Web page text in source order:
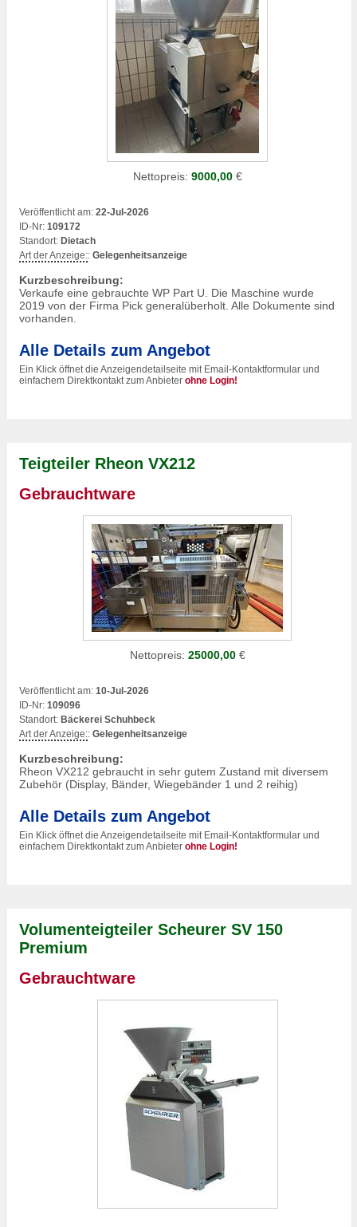
Nettopreis: 9000,00€
Veröffentlicht am: 22-Jul-2026
ID-Nr: 109172
Standort: Dietach
Art der Anzeige:: Gelegenheitsanzeige
Kurzbeschreibung:
Verkaufe eine gebrauchte WP Part U. Die Maschine wurde
2019 von der Firma Pick generalüberholt. Alle Dokumente sind
vorhanden.
Alle Details zum Angebot
Ein Klick öffnet die Anzeigendetailseite mit Email-Kontaktformular und
einfachem Direktkontakt zum Anbieter ohne Login!
Teigteiler Rheon VX212
Gebrauchtware
Nettopreis: 25000,00€
Veröffentlicht am: 10-Jul-2026
ID-Nr: 109096
Standort: Bäckerei Schuhbeck
Art der Anzeige:: Gelegenheitsanzeige
Kurzbeschreibung:
Rheon VX212 gebraucht in sehr gutem Zustand mit diversem
Zubehör (Display, Bänder, Wiegebänder 1 und 2 reihig)
Alle Details zum Angebot
Ein Klick öffnet die Anzeigendetailseite mit Email-Kontaktformular und
einfachem Direktkontakt zum Anbieter ohne Login!
Volumenteigteiler Scheurer SV 150
Premium
Gebrauchtware